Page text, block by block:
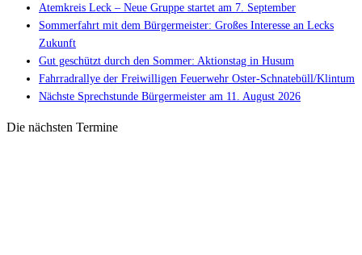
Atemkreis Leck – Neue Gruppe startet am 7. September
Sommerfahrt mit dem Bürgermeister: Großes Interesse an Lecks
Zukunft
Gut geschützt durch den Sommer: Aktionstag in Husum
Fahrradrallye der Freiwilligen Feuerwehr Oster-Schnatebüll/Klintum
Nächste Sprechstunde Bürgermeister am 11. August 2026
Die nächsten Termine